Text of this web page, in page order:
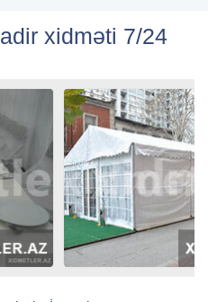
xidməti 7/24